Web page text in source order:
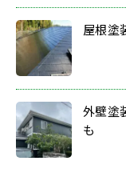
屋根塗
外壁塗
も